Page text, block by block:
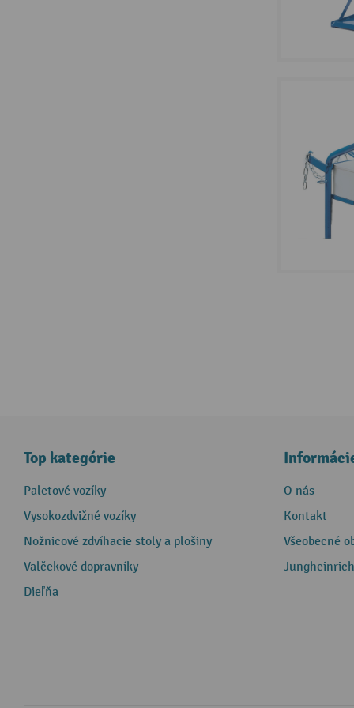
Top kategórie
Paletové vozíky
Vysokozdvižné vozíky
Nožnicové zdvíhacie stoly a plošiny
Valčekové dopravníky
Dieľňa
O nás
Kontakt
Všeobecné